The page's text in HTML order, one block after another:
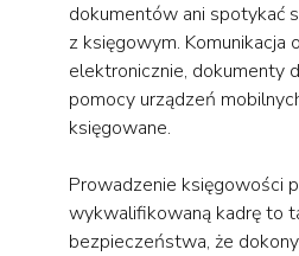
dokumentów ani spotykać
z księgowym. Komunikacja
elektronicznie, dokumenty
pomocy urządzeń
księgowane.
Prowadzenie księgowości
wykwalifikowaną kadrę to
bezpieczeństwa, że